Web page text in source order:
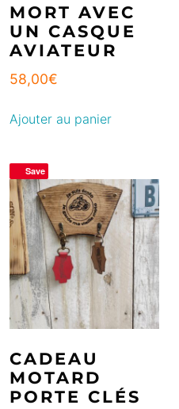
MORT AVEC
UN CASQUE
AVIATEUR
58,00€
Ajouter au panier
Save
CADEAU
MOTARD
PORTE CLÉS